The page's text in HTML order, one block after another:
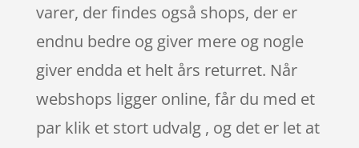
varer, der findes også shops, der er
endnu bedre og giver mere og nogle
giver endda et helt års returret. Når
webshops ligger online, får du med et
par klik et stort udvalg , og det er let at